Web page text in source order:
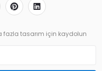
fazla tasarım için kaydolun